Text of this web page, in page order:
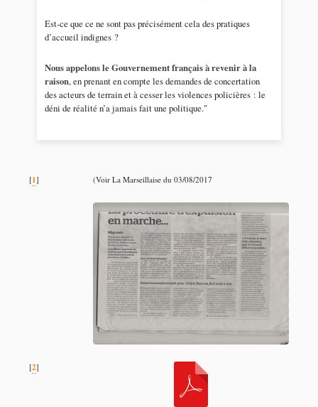
Est-ce que ce ne sont pas précisément cela des pratiques
d’accueil indignes ?
Nous appelons le Gouvernement français à revenir à la
raison, en prenant en compte les demandes de concertation
des acteurs de terrain et à cesser les violences policières : le
déni de réalité n’a jamais fait une politique."
[1] (Voir La Marseillaise du 03/08/2017
[2]